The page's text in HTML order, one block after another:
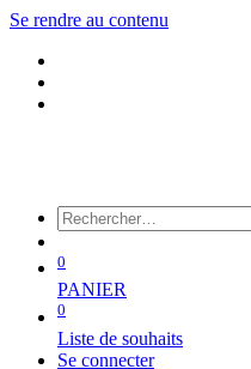
Se rendre au contenu
0
PANIER
0
Liste de souhaits
Se connecter